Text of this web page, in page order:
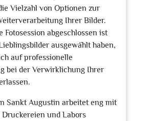
Vielzahl von Optionen zur
Ihrer Bilder.
Fotosession abgeschlossen ist
ausgewählt haben,
auf professionelle
bei der Verwirklichung Ihrer
Sankt Augustin arbeitet eng mit
und Labors